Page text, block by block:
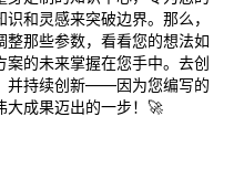
和灵感来突破边界。那么，
整那些参数，看看您的想法如
的未来掌握在您手中。去创
并持续创新——因为您编写的
大成果迈出的一步！🚀